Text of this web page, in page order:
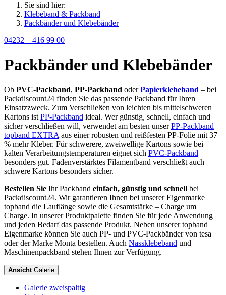
Sie sind hier:
Klebeband & Packband
Packbänder und Klebebänder
04232 – 416 99 00
Packbänder und Klebebänder
Ob PVC-Packband, PP-Packband oder Papierklebeband – bei
Packdiscount24 finden Sie das passende Packband für Ihren
Einsatzzweck. Zum Verschließen von leichten bis mittelschweren
Kartons ist PP-Packband ideal. Wer günstig, schnell, einfach und
sicher verschließen will, verwendet am besten unserPP-Packband
topband EXTRA aus einer robusten und reißfesten PP-Folie mit 37
% mehr Kleber. Für schwerere, zweiwellige Kartons sowie bei
kalten Verarbeitungstemperaturen eignet sich PVC-Packband
besonders gut. Fadenverstärktes Filamentband verschließt auch
schwere Kartons besonders sicher.
Bestellen Sie Ihr Packband einfach, günstig und schnell bei
Packdiscount24. Wir garantieren Ihnen bei unserer Eigenmarke
topband die Lauflänge sowie die Gesamtstärke – Charge um
Charge. In unserer Produktpalette finden Sie für jede Anwendung
und jeden Bedarf das passende Produkt. Neben unserer topband
Eigenmarke können Sie auch PP- und PVC-Packbänder von tesa
oder der Marke Monta bestellen. Auch Nassklebeband und
Maschinenpackband stehen Ihnen zur Verfügung.
Ansicht Galerie
Galerie zweispaltig